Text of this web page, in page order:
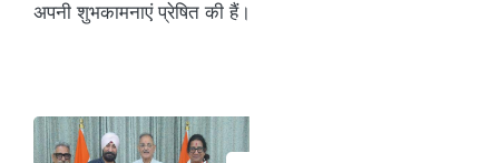
अपनी शुभकामनाएं प्रेषित की हैं।